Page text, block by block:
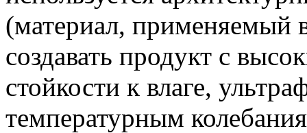
(материал, применяемый
создавать продукт с
стойкости к влаге,
температурным